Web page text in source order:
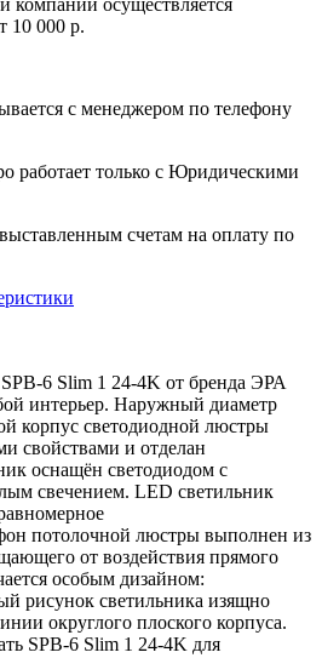
10 000 р.
с менеджером по телефону
работает только с Юридическими
счетам на оплату по
6 Slim 1 24-4K от бренда ЭРА
интерьер. Наружный диаметр
корпус светодиодной люстры
свойствами и отделан
оснащён светодиодом с
свечением. LED светильник
потолочной люстры выполнен из
от воздействия прямого
особым дизайном:
рисунок светильника изящно
округлого плоского корпуса.
SPB-6 Slim 1 24-4K для